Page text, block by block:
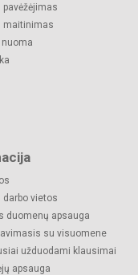
pavėžėjimas
maitinimas
nuoma
darbo vietos
duomenų apsauga
su visuomene
užduodami klausimai
apsauga